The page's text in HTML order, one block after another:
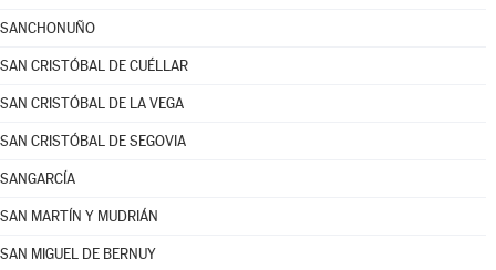
SANCHONUÑO
SAN CRISTÓBAL DE CUÉLLAR
SAN CRISTÓBAL DE LA VEGA
SAN CRISTÓBAL DE SEGOVIA
SANGARCÍA
SAN MARTÍN Y MUDRIÁN
SAN MIGUEL DE BERNUY